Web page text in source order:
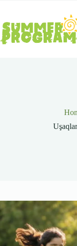
content